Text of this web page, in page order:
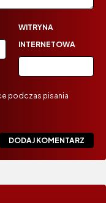
WITRYNA
INTERNETOWA
podczas pisania